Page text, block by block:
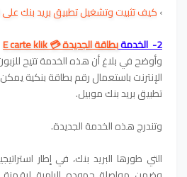
›كيف تثبيت وتشغيل تطبيق بريد بنك على
2- الخدمة
بطاقة الجديدة 💳 E carte klik
وأوضح في بلاغ أن هذه الخدمة تتيح
الإنترنت باستعمال رقم بطاقة بنكية
تطبيق بريد بنك موبيل.
وتندرج هذه الخدمة الجديدة.
التي طورها البريد بنك، في إطار